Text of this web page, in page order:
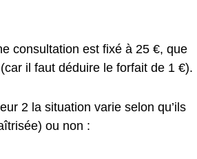
consultation est fixé à 25 €, que
il faut déduire le forfait de 1 €).
2 la situation varie selon qu’ils
ou non :